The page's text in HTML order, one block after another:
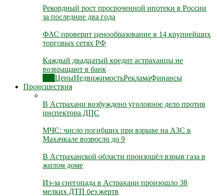
Рекордный рост просроченной ипотеки в России
за последние два года
ФАС проверит ценообразование в 14 крупнейших
торговых сетях РФ
Каждый двадцатый кредит астраханцы не
возвращают в банк
ЦеныНедвижимостьРекламаФинансы
Происшествия
В Астрахани возбуждено уголовное дело против
инспектора ДПС
МЧС: число погибших при взрыве на АЗС в
Махачкале возросло до 9
В Астраханской области произошёл взрыв газа в
жилом доме
Из-за снегопада в Астрахани произошло 38
мелких ДТП без жертв